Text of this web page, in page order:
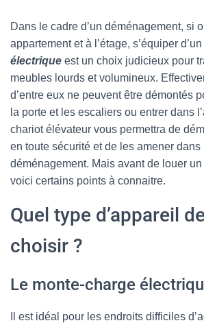
Dans le cadre d’un déménagement, si
appartement et à l’étage, s’équiper d’un
électrique est un choix judicieux pour
meubles lourds et volumineux.
d’entre eux ne peuvent être démontés
la porte et les escaliers ou entrer dans
chariot élévateur vous permettra de
en toute sécurité et de les amener
déménagement. Mais avant de louer un
voici certains points à connaitre.
Quel type d’appareil
choisir ?
Le monte-charge
Il est idéal pour les endroits difficiles